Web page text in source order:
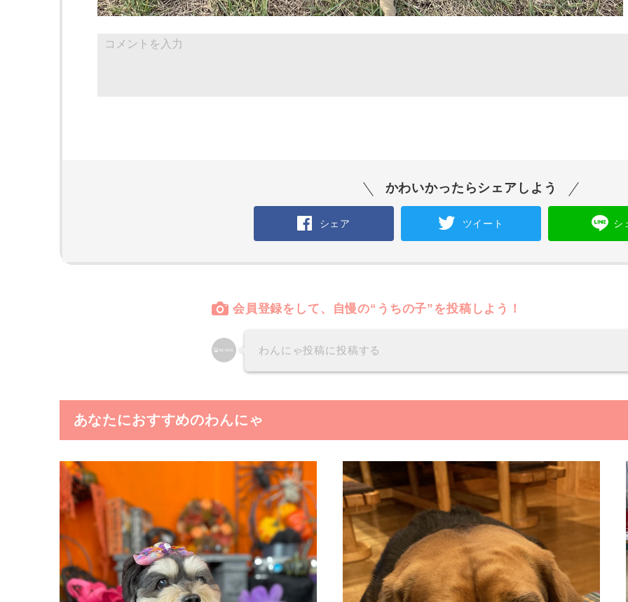
かわいかったらシェアしよう
シェア ツイート シ
会員登録をして、自慢の“うちの子”を投稿しよう！
わんにゃ投稿に投稿する
あなたにおすすめのわんにゃ